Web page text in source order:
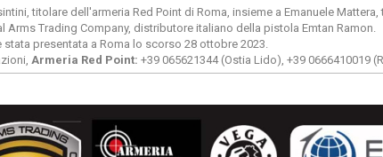
titolare dell'armeria Red Point di Roma, insieme a Emanuele Mattera,
Arms Trading Company, distributore italiano della pistola Emtan Ramon.
stata presentata a Roma lo scorso 28 ottobre 2023.
Armeria Red Point: +39 065621344 (Ostia Lido), +39 0666410019